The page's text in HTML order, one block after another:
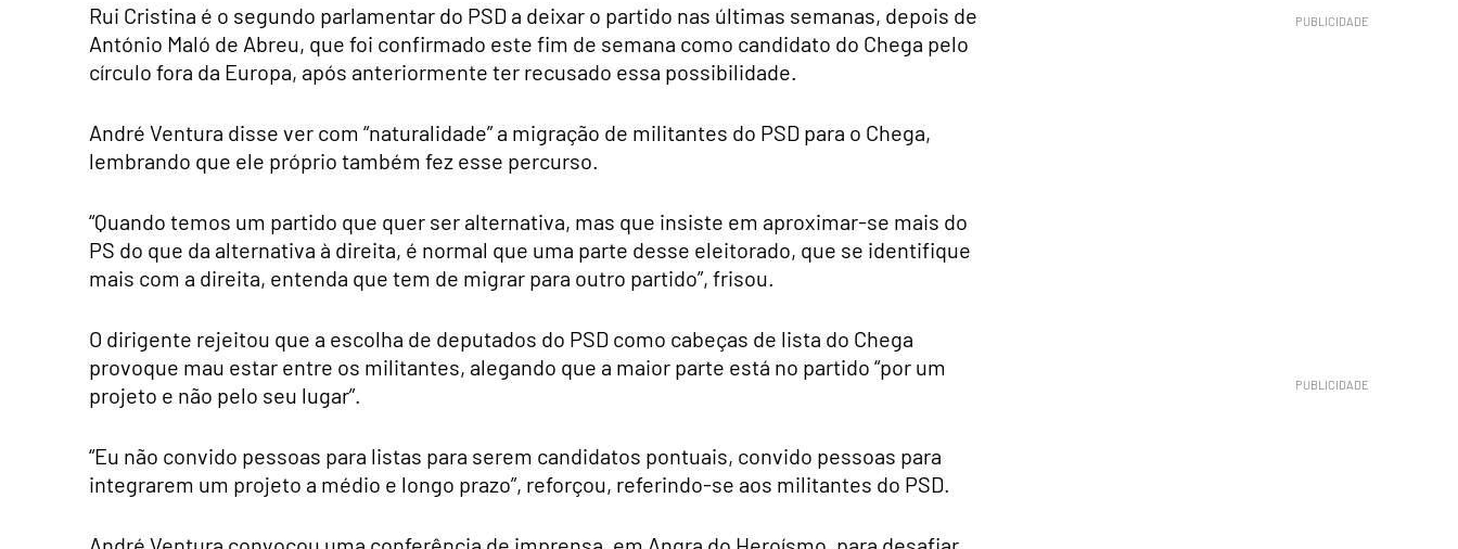
Rui Cristina é o segundo parlamentar do PSD a deixar o partido nas últimas semanas, depois de
António Maló de Abreu, que foi confirmado este fim de semana como candidato do Chega pelo
círculo fora da Europa, após anteriormente ter recusado essa possibilidade.
André Ventura disse ver com “naturalidade” a migração de militantes do PSD para o Chega,
lembrando que ele próprio também fez esse percurso.
“Quando temos um partido que quer ser alternativa, mas que insiste em aproximar-se mais do
PS do que da alternativa à direita, é normal que uma parte desse eleitorado, que se identifique
mais com a direita, entenda que tem de migrar para outro partido”, frisou.
O dirigente rejeitou que a escolha de deputados do PSD como cabeças de lista do Chega
provoque mau estar entre os militantes, alegando que a maior parte está no partido “por um
projeto e não pelo seu lugar”.
“Eu não convido pessoas para listas para serem candidatos pontuais, convido pessoas para
integrarem um projeto a médio e longo prazo”, reforçou, referindo-se aos militantes do PSD.